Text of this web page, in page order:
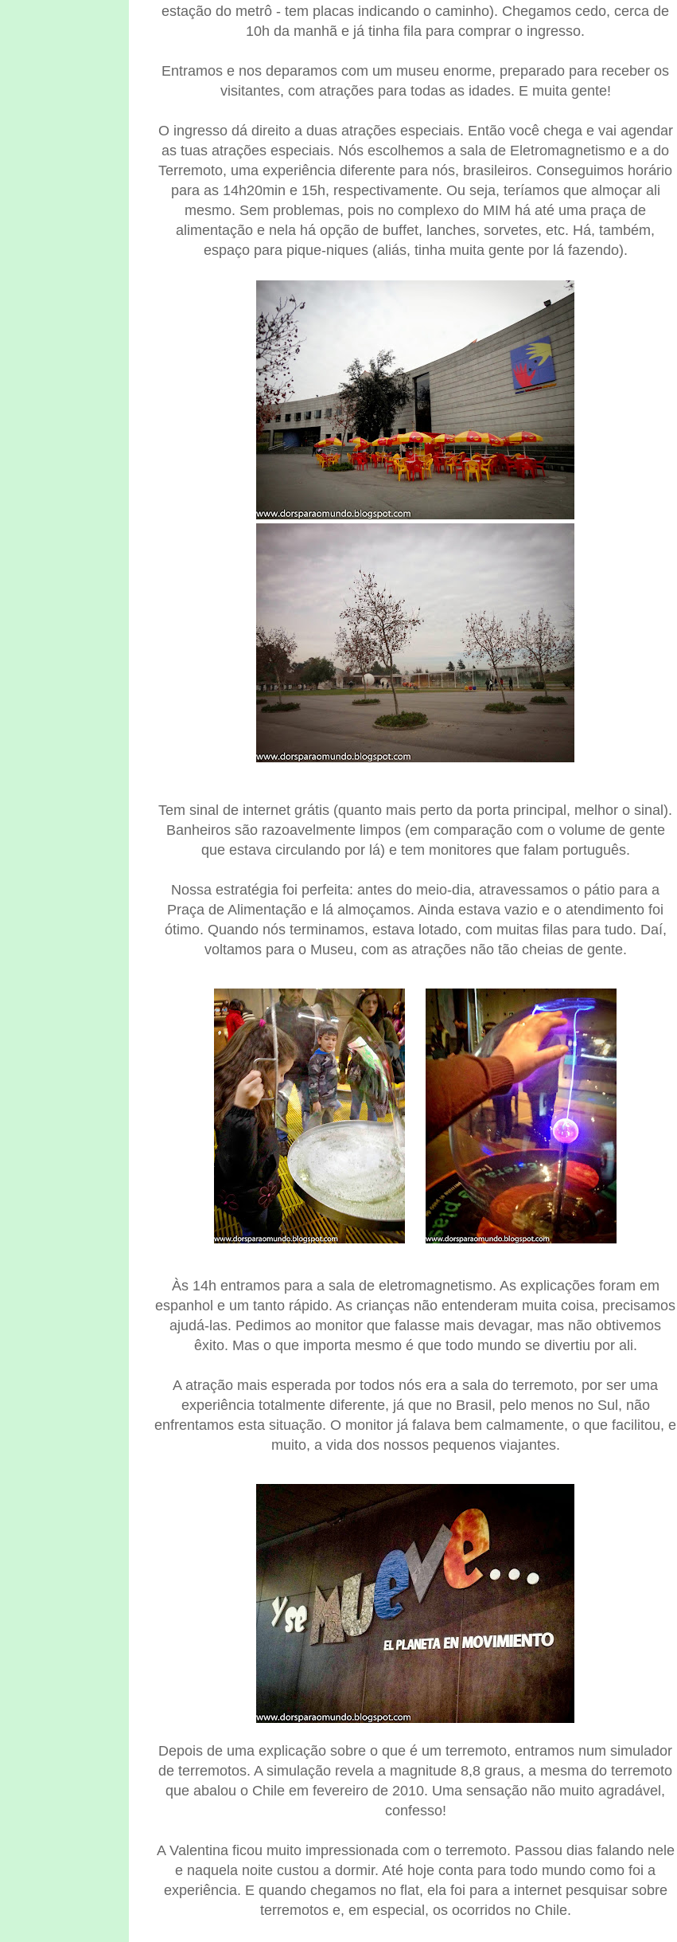
estação do metrô - tem placas indicando o caminho). Chegamos cedo, cerca de
10h da manhã e já tinha fila para comprar o ingresso.
Entramos e nos deparamos com um museu enorme, preparado para receber os
visitantes, com atrações para todas as idades. E muita gente!
O ingresso dá direito a duas atrações especiais. Então você chega e vai agendar
as tuas atrações especiais. Nós escolhemos a sala de Eletromagnetismo e a do
Terremoto, uma experiência diferente para nós, brasileiros. Conseguimos horário
para as 14h20min e 15h, respectivamente. Ou seja, teríamos que almoçar ali
mesmo. Sem problemas, pois no complexo do MIM há até uma praça de
alimentação e nela há opção de buffet, lanches, sorvetes, etc. Há, também,
espaço para pique-niques (aliás, tinha muita gente por lá fazendo).
Tem sinal de internet grátis (quanto mais perto da porta principal, melhor o sinal).
Banheiros são razoavelmente limpos (em comparação com o volume de gente
que estava circulando por lá) e tem monitores que falam português.
Nossa estratégia foi perfeita: antes do meio-dia, atravessamos o pátio para a
Praça de Alimentação e lá almoçamos. Ainda estava vazio e o atendimento foi
ótimo. Quando nós terminamos, estava lotado, com muitas filas para tudo. Daí,
voltamos para o Museu, com as atrações não tão cheias de gente.
Às 14h entramos para a sala de eletromagnetismo. As explicações foram em
espanhol e um tanto rápido. As crianças não entenderam muita coisa, precisamos
ajudá-las. Pedimos ao monitor que falasse mais devagar, mas não obtivemos
êxito. Mas o que importa mesmo é que todo mundo se divertiu por ali.
A atração mais esperada por todos nós era a sala do terremoto, por ser uma
experiência totalmente diferente, já que no Brasil, pelo menos no Sul, não
enfrentamos esta situação. O monitor já falava bem calmamente, o que facilitou, e
muito, a vida dos nossos pequenos viajantes.
Depois de uma explicação sobre o que é um terremoto, entramos num simulador
de terremotos. A simulação revela a magnitude 8,8 graus, a mesma do terremoto
que abalou o Chile em fevereiro de 2010. Uma sensação não muito agradável,
confesso!
A Valentina ficou muito impressionada com o terremoto. Passou dias falando nele
e naquela noite custou a dormir. Até hoje conta para todo mundo como foi a
experiência. E quando chegamos no flat, ela foi para a internet pesquisar sobre
terremotos e, em especial, os ocorridos no Chile.